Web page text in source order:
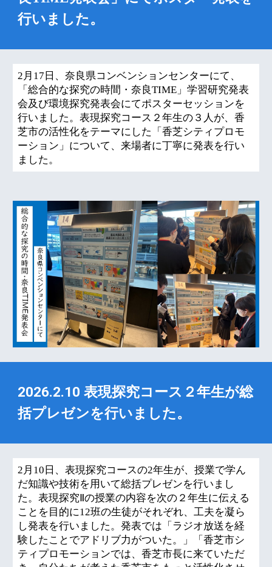
行いました。
2月17日、奈良県コンベンションセンターにて、
「総合的な探究の時間・奈良TIME」学習研究発表
会及び環境探究発表会にてポスターセッションを
行いました。表現探究コース２年生の３人が、香
芝市の活性化をテーマにした
「香芝シティプロモ
ーション」について、来場者に丁寧に発表を行い
ました。
2026.2.10表現探究コース２年生が総
括プレゼンを行いました。
2月10日、表現探究コースの2年生が、授業で学ん
だ知識や技術を用いて総括プレゼンを行いまし
た。表現探究Ⅱの授業の内容を次の２年生に伝える
ことを目的に12班の生徒がそれぞれ、工夫を凝ら
し発表を行いました。発表では「ラジオ放送を経
験したことでアドリブ力がついた。」「香芝市シ
ティプロモーションでは、香芝市長に来ていただ